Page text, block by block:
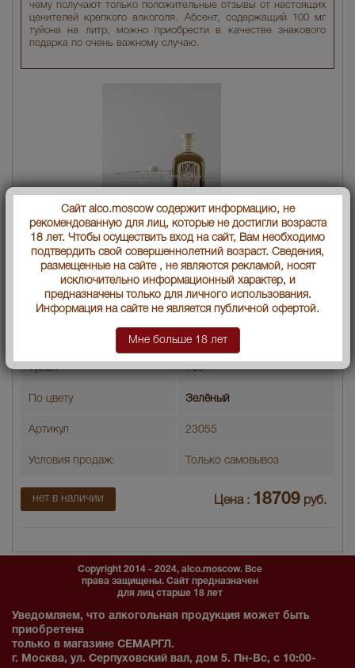
чему получают только положительные отзывы от настоящих
ценителей крепкого алкоголя. Абсент, содержащий 100 мг
туйона на литр, можно приобрести в качестве знакового
подарка по очень важному случаю.
King of Spirits Gold абсент Король Духов Голд
Страна производства Чехия
Объем бутылки 0.7 л
70
Туйон 100
По цвету Зелёный
Артикул 23055
Условия продаж: Только самовывоз
нет в наличии Цена : 18709 руб.
Copyright 2014 - 2024, alco.moscow. Все
права защищены. Сайт предназначен
для лиц старше 18 лет
Уведомляем, что алкогольная продукция может быть
приобретена
только в магазине СЕМАРГЛ.
г. Москва, ул. Серпуховский вал, дом 5. Пн-Вс, с 10:00-
Сайт alco.moscow содержит информацию, не
рекомендованную для лиц, которые не достигли возраста
18 лет. Чтобы осуществить вход на сайт, Вам необходимо
подтвердить свой совершеннолетний возраст. Сведения,
размещенные на сайте , не являются рекламой, носят
исключительно информационный характер, и
предназначены только для личного использования.
Информация на сайте не является публичной офертой.
Мне больше 18 лет